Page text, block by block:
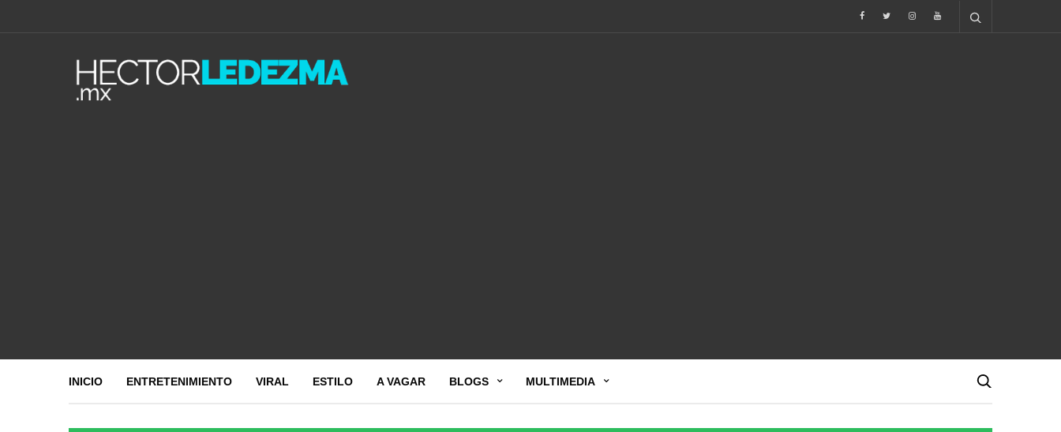
INICIO ENTRETENIMIENTO VIRAL ESTILO A VAGAR BLOGS MULTIMEDIA